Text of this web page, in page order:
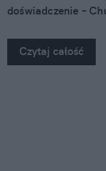
doświadczenie –
Czytaj całość